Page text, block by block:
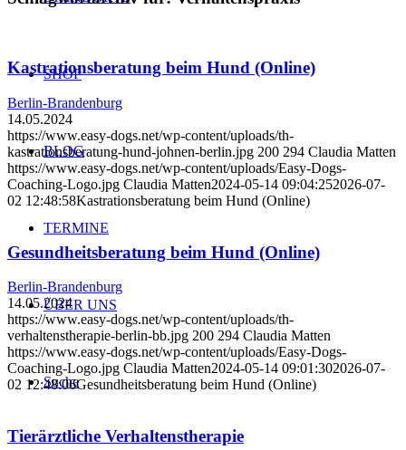
SHOP
BLOG
TERMINE
ÜBER UNS
Suche
Kastrationsberatung beim Hund (Online)
Berlin-Brandenburg
14.05.2024
https://www.easy-dogs.net/wp-content/uploads/th-
kastrationsberatung-hund-johnen-berlin.jpg 200 294 Claudia Matten
https://www.easy-dogs.net/wp-content/uploads/Easy-Dogs-
Coaching-Logo.jpg Claudia Matten2024-05-14 09:04:252026-07-
02 12:48:58Kastrationsberatung beim Hund (Online)
Gesundheitsberatung beim Hund (Online)
Berlin-Brandenburg
14.05.2024
https://www.easy-dogs.net/wp-content/uploads/th-
verhaltenstherapie-berlin-bb.jpg 200 294 Claudia Matten
https://www.easy-dogs.net/wp-content/uploads/Easy-Dogs-
Coaching-Logo.jpg Claudia Matten2024-05-14 09:01:302026-07-
02 12:48:06Gesundheitsberatung beim Hund (Online)
Tierärztliche Verhaltenstherapie